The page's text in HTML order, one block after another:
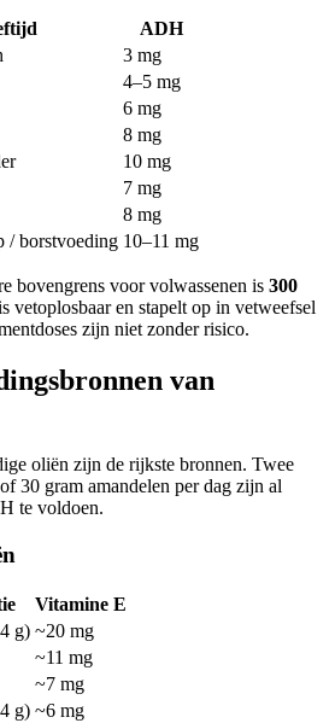
ADH
3 mg
4–5 mg
6 mg
8 mg
10 mg
7 mg
8 mg
/ borstvoeding 10–11 mg
bovengrens voor volwassenen is 300
vetoplosbaar en stapelt op in vetweefsel
zijn niet zonder risico.
van
oliën zijn de rijkste bronnen. Twee
of 30 gram amandelen per dag zijn al
te voldoen.
Vitamine E
g) ~20 mg
~11 mg
~7 mg
g) ~6 mg